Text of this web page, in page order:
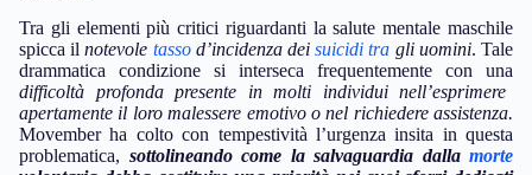
Tra gli elementi più critici riguardanti la salute mentale maschile
spicca il notevole tassod’incidenza deisuicidi tra gli uomini. Tale
drammatica condizione si interseca frequentemente con una
difficoltà profonda presente in molti individui nell’esprimere
apertamente il loro malessere emotivo o nel richiedere assistenza.
Movember ha colto con tempestività l’urgenza insita in questa
problematica, sottolineando come la salvaguardia dalla morte